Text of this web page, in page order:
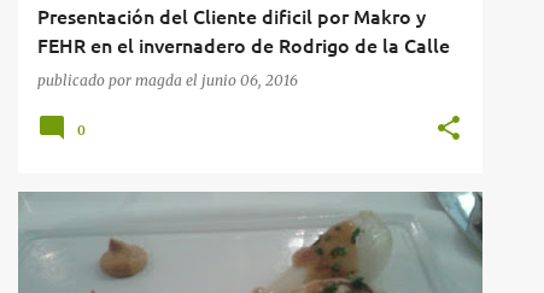
Presentación del Cliente dificil por Makro y
FEHR en el invernadero de Rodrigo de la Calle
publicado por magda el junio 06, 2016
0
RESTAURANTES RESTAURANTES EN MADRID
VEGETARIANO